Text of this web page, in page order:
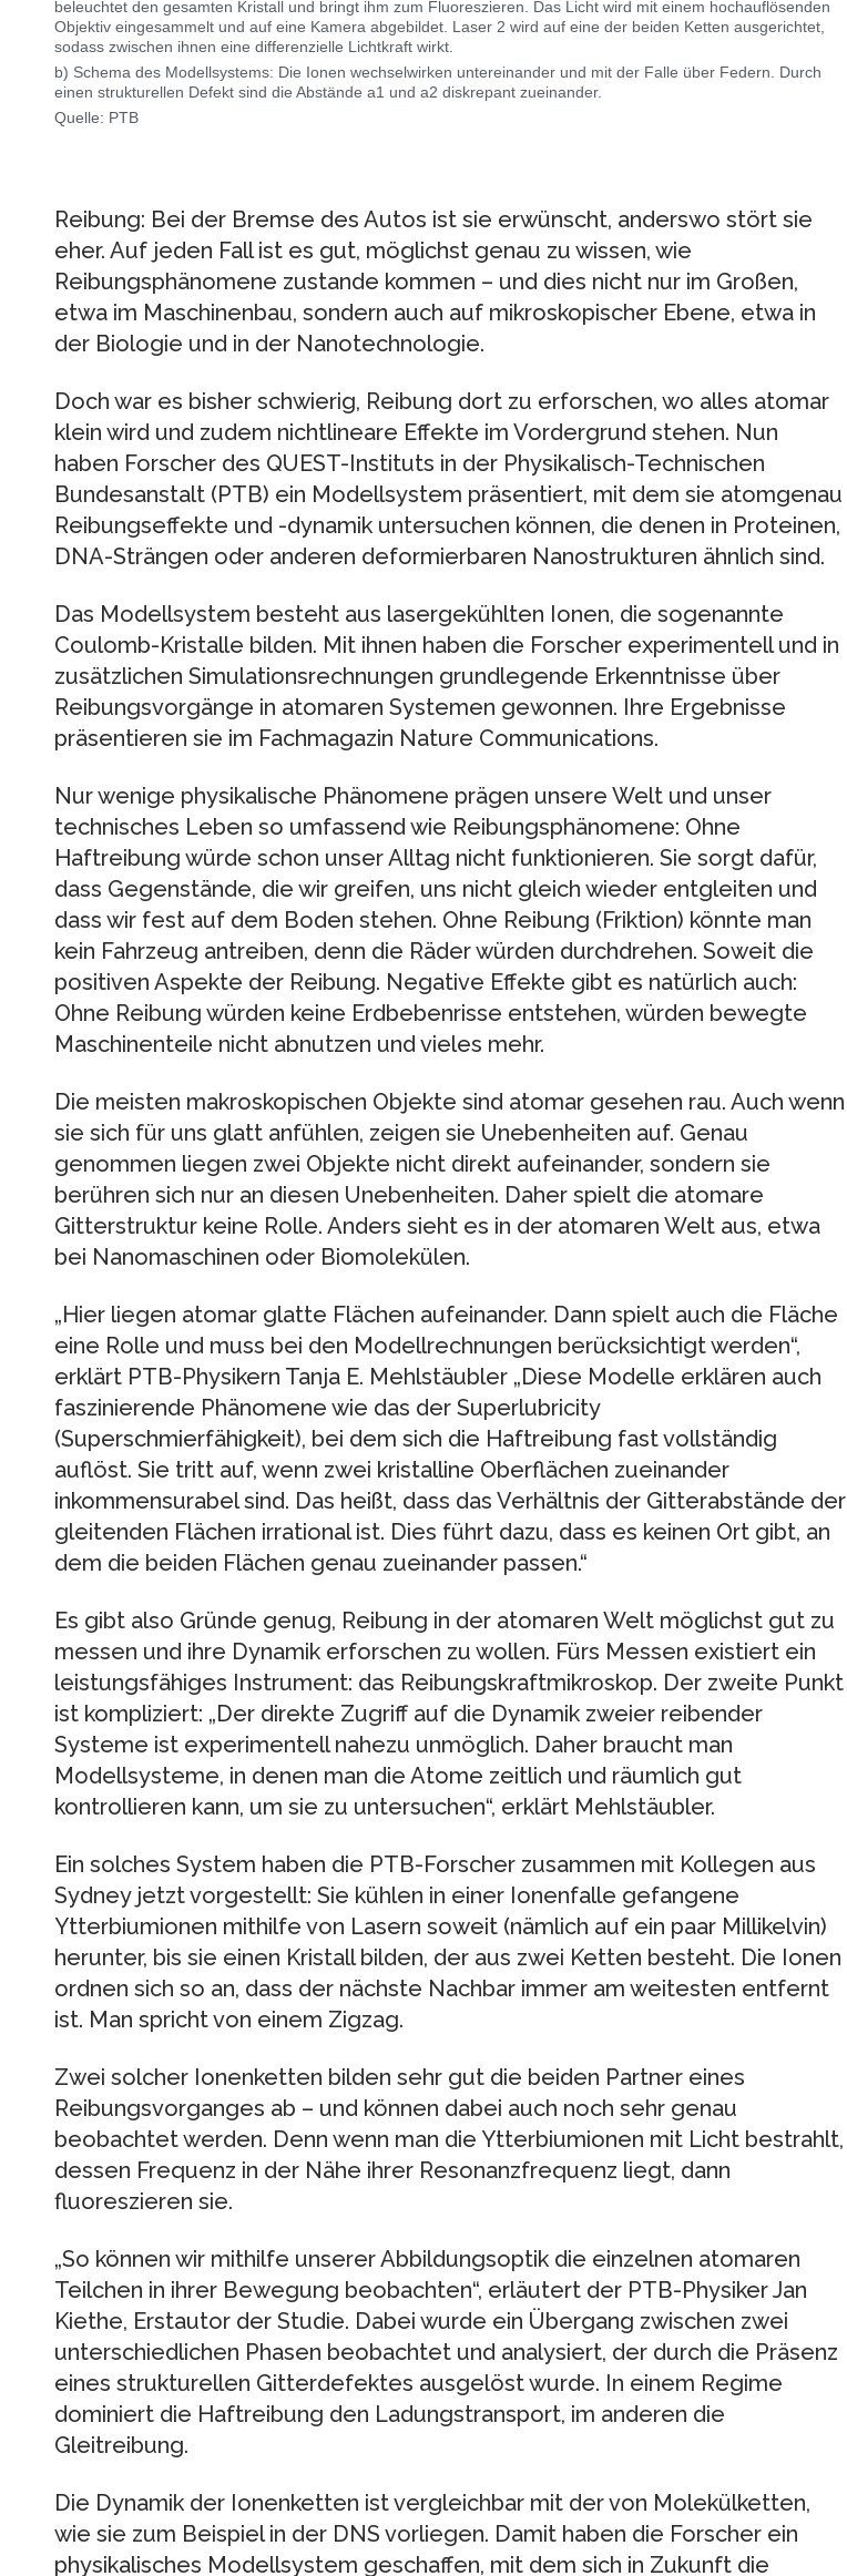
beleuchtet den gesamten Kristall und bringt ihm zum Fluoreszieren. Das Licht wird mit einem hochauflösenden
Objektiv eingesammelt und auf eine Kamera abgebildet. Laser 2 wird auf eine der beiden Ketten ausgerichtet,
sodass zwischen ihnen eine differenzielle Lichtkraft wirkt.
b) Schema des Modellsystems: Die Ionen wechselwirken untereinander und mit der Falle über Federn. Durch
einen strukturellen Defekt sind die Abstände a1 und a2 diskrepant zueinander.
Quelle: PTB
Reibung: Bei der Bremse des Autos ist sie erwünscht, anderswo stört sie
eher. Auf jeden Fall ist es gut, möglichst genau zu wissen, wie
Reibungsphänomene zustande kommen – und dies nicht nur im Großen,
etwa im Maschinenbau, sondern auch auf mikroskopischer Ebene, etwa in
der Biologie und in der Nanotechnologie.
Doch war es bisher schwierig, Reibung dort zu erforschen, wo alles atomar
klein wird und zudem nichtlineare Effekte im Vordergrund stehen. Nun
haben Forscher des QUEST-Instituts in der Physikalisch-Technischen
Bundesanstalt (PTB) ein Modellsystem präsentiert, mit dem sie atomgenau
Reibungseffekte und -dynamik untersuchen können, die denen in Proteinen,
DNA-Strängen oder anderen deformierbaren Nanostrukturen ähnlich sind.
Das Modellsystem besteht aus lasergekühlten Ionen, die sogenannte
Coulomb-Kristalle bilden. Mit ihnen haben die Forscher experimentell und in
zusätzlichen Simulationsrechnungen grundlegende Erkenntnisse über
Reibungsvorgänge in atomaren Systemen gewonnen. Ihre Ergebnisse
präsentieren sie im Fachmagazin Nature Communications.
Nur wenige physikalische Phänomene prägen unsere Welt und unser
technisches Leben so umfassend wie Reibungsphänomene: Ohne
Haftreibung würde schon unser Alltag nicht funktionieren. Sie sorgt dafür,
dass Gegenstände, die wir greifen, uns nicht gleich wieder entgleiten und
dass wir fest auf dem Boden stehen. Ohne Reibung (Friktion) könnte man
kein Fahrzeug antreiben, denn die Räder würden durchdrehen. Soweit die
positiven Aspekte der Reibung. Negative Effekte gibt es natürlich auch:
Ohne Reibung würden keine Erdbebenrisse entstehen, würden bewegte
Maschinenteile nicht abnutzen und vieles mehr.
Die meisten makroskopischen Objekte sind atomar gesehen rau. Auch wenn
sie sich für uns glatt anfühlen, zeigen sie Unebenheiten auf. Genau
genommen liegen zwei Objekte nicht direkt aufeinander, sondern sie
berühren sich nur an diesen Unebenheiten. Daher spielt die atomare
Gitterstruktur keine Rolle. Anders sieht es in der atomaren Welt aus, etwa
bei Nanomaschinen oder Biomolekülen.
„Hier liegen atomar glatte Flächen aufeinander. Dann spielt auch die Fläche
eine Rolle und muss bei den Modellrechnungen berücksichtigt werden“,
erklärt PTB-Physikern Tanja E. Mehlstäubler „Diese Modelle erklären auch
faszinierende Phänomene wie das der Superlubricity
(Superschmierfähigkeit), bei dem sich die Haftreibung fast vollständig
auflöst. Sie tritt auf, wenn zwei kristalline Oberflächen zueinander
inkommensurabel sind. Das heißt, dass das Verhältnis der Gitterabstände der
gleitenden Flächen irrational ist. Dies führt dazu, dass es keinen Ort gibt, an
dem die beiden Flächen genau zueinander passen.“
Es gibt also Gründe genug, Reibung in der atomaren Welt möglichst gut zu
messen und ihre Dynamik erforschen zu wollen. Fürs Messen existiert ein
leistungsfähiges Instrument: das Reibungskraftmikroskop. Der zweite Punkt
ist kompliziert: „Der direkte Zugriff auf die Dynamik zweier reibender
Systeme ist experimentell nahezu unmöglich. Daher braucht man
Modellsysteme, in denen man die Atome zeitlich und räumlich gut
kontrollieren kann, um sie zu untersuchen“, erklärt Mehlstäubler.
Ein solches System haben die PTB-Forscher zusammen mit Kollegen aus
Sydney jetzt vorgestellt: Sie kühlen in einer Ionenfalle gefangene
Ytterbiumionen mithilfe von Lasern soweit (nämlich auf ein paar Millikelvin)
herunter, bis sie einen Kristall bilden, der aus zwei Ketten besteht. Die Ionen
ordnen sich so an, dass der nächste Nachbar immer am weitesten entfernt
ist. Man spricht von einem Zigzag.
Zwei solcher Ionenketten bilden sehr gut die beiden Partner eines
Reibungsvorganges ab – und können dabei auch noch sehr genau
beobachtet werden. Denn wenn man die Ytterbiumionen mit Licht bestrahlt,
dessen Frequenz in der Nähe ihrer Resonanzfrequenz liegt, dann
fluoreszieren sie.
„So können wir mithilfe unserer Abbildungsoptik die einzelnen atomaren
Teilchen in ihrer Bewegung beobachten“, erläutert der PTB-Physiker Jan
Kiethe, Erstautor der Studie. Dabei wurde ein Übergang zwischen zwei
unterschiedlichen Phasen beobachtet und analysiert, der durch die Präsenz
eines strukturellen Gitterdefektes ausgelöst wurde. In einem Regime
dominiert die Haftreibung den Ladungstransport, im anderen die
Gleitreibung.
Die Dynamik der Ionenketten ist vergleichbar mit der von Molekülketten,
wie sie zum Beispiel in der DNS vorliegen. Damit haben die Forscher ein
physikalisches Modellsystem geschaffen, mit dem sich in Zukunft die